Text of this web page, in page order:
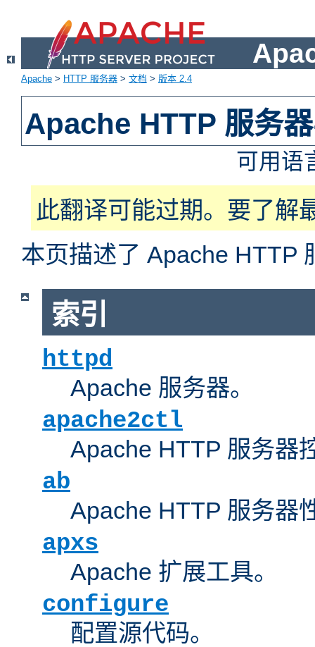
Apache > HTTP 服务器 > 文档 > 版本 2.4
Apache HTTP 服务
可用语
此翻译可能过期。要了解
本页描述了 Apache HTTP
索引
httpd
Apache 服务器。
apache2ctl
Apache HTTP 服务器
ab
Apache HTTP 服务器
apxs
Apache 扩展工具。
configure
配置源代码。